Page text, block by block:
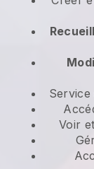
Voir